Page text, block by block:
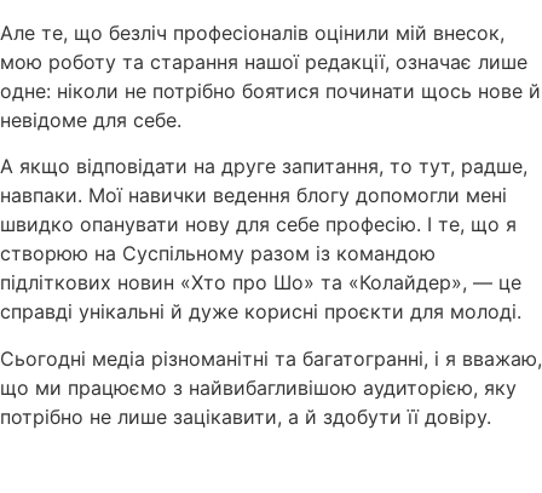
Але те, що безліч професіоналів оцінили мій внесок,
мою роботу та старання нашої редакції, означає лише
одне: ніколи не потрібно боятися починати щось нове й
невідоме для себе.
А якщо відповідати на друге запитання, то тут, радше,
навпаки. Мої навички ведення блогу допомогли мені
швидко опанувати нову для себе професію. І те, що я
створюю на Суспільному разом із командою
підліткових новин «Хто про Шо» та «Колайдер», — це
справді унікальні й дуже корисні проєкти для молоді.
Сьогодні медіа різноманітні та багатогранні, і я вважаю,
що ми працюємо з найвибагливішою аудиторією, яку
потрібно не лише зацікавити, а й здобути її довіру.